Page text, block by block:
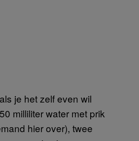
je het zelf even wil
milliliter water met prik
hier over), twee